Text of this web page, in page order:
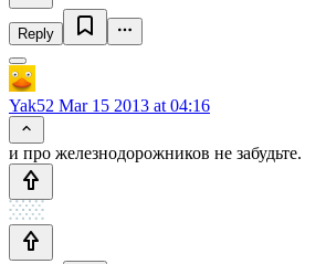
Reply
Yak52 Mar 15 2013 at 04:16
и про железнодорожников не забудьте.